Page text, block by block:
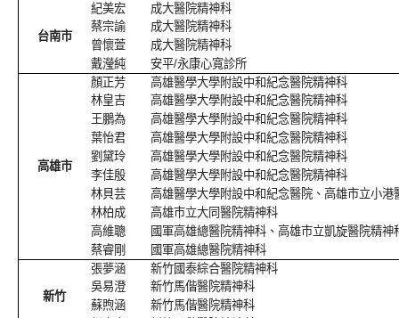
台南市
紀美宏
成大醫院精神科
蔡宗諭
成大醫院精神科
曾懷萱
成大醫院精神科
戴瀅純
安平/永康心寬診所
高雄市
顏正芳
高雄醫學大學附設中和紀念醫院精神科
林皇吉
高雄醫學大學附設中和紀念醫院精神科
王鵬為
高雄醫學大學附設中和紀念醫院精神科
葉怡君
高雄醫學大學附設中和紀念醫院精神科
劉黛玲
高雄醫學大學附設中和紀念醫院精神科
李佳殷
高雄醫學大學附設中和紀念醫院精神科
林貝芸
高雄醫學大學附設中和紀念醫院、高雄市立小港
林柏成
高雄市立大同醫院精神科
高維聰
國軍高雄總醫院精神科、高雄市立凱旋醫院精神
蔡睿剛
國軍高雄總醫院精神科
新竹
張夢涵
新竹國泰綜合醫院精神科
吳易澄
新竹馬偕醫院精神科
蘇煦涵
新竹馬偕醫院精神科